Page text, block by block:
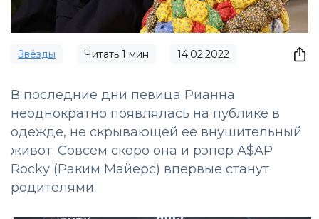
Звёзды Читать 1 мин 14.02.2022
В последние дни певица Рианна
неоднократно появлялась на публике в
одежде, не скрывающей ее внушительный
живот. Совсем скоро она и рэпер A$AP
Rocky (Раким Майерс) впервые станут
родителями.